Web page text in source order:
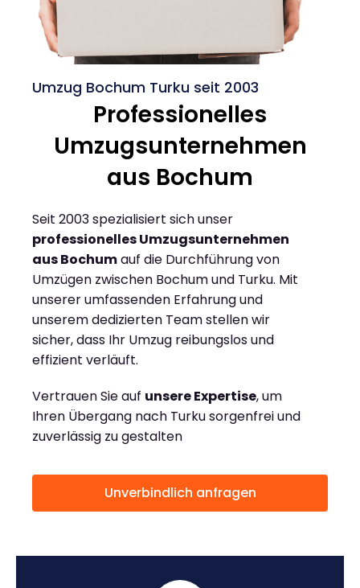
Umzug Bochum Turku seit 2003
Professionelles
Umzugsunternehmen
aus Bochum
Seit 2003 spezialisiert sich unser
professionelles Umzugsunternehmen
aus Bochumauf die Durchführung von
Umzügen zwischen Bochum und Turku. Mit
unserer umfassenden Erfahrung und
unserem dedizierten Team stellen wir
sicher, dass Ihr Umzug reibungslos und
effizient verläuft.
Vertrauen Sie auf unsere Expertise, um
Ihren Übergang nach Turku sorgenfrei und
zuverlässig zu gestalten
Unverbindlich anfragen